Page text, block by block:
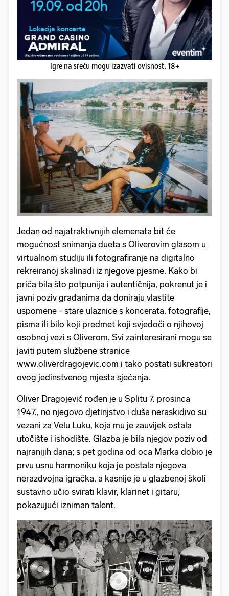
Igre na sreću mogu izazvati ovisnost. 18+
Jedan od najatraktivnijih elemenata bit će
mogućnost snimanja dueta s Oliverovim glasom u
virtualnom studiju ili fotografiranje na digitalno
rekreiranoj skalinadi iz njegove pjesme. Kako bi
priča bila što potpunija i autentičnija, pokrenut je i
javni poziv građanima da doniraju vlastite
uspomene - stare ulaznice s koncerata, fotografije,
pisma ili bilo koji predmet koji svjedoči o njihovoj
osobnoj vezi s Oliverom. Svi zainteresirani mogu se
javiti putem službene stranice
www.oliverdragojevic.com i tako postati sukreatori
ovog jedinstvenog mjesta sjećanja.
Oliver Dragojević rođen je u Splitu 7. prosinca
1947., no njegovo djetinjstvo i duša neraskidivo su
vezani za Velu Luku, koja mu je zauvijek ostala
utočište i ishodište. Glazba je bila njegov poziv od
najranijih dana; s pet godina od oca Marka dobio je
prvu usnu harmoniku koja je postala njegova
nerazdvojna igračka, a kasnije je u glazbenoj školi
sustavno učio svirati klavir, klarinet i gitaru,
pokazujući izniman talent.